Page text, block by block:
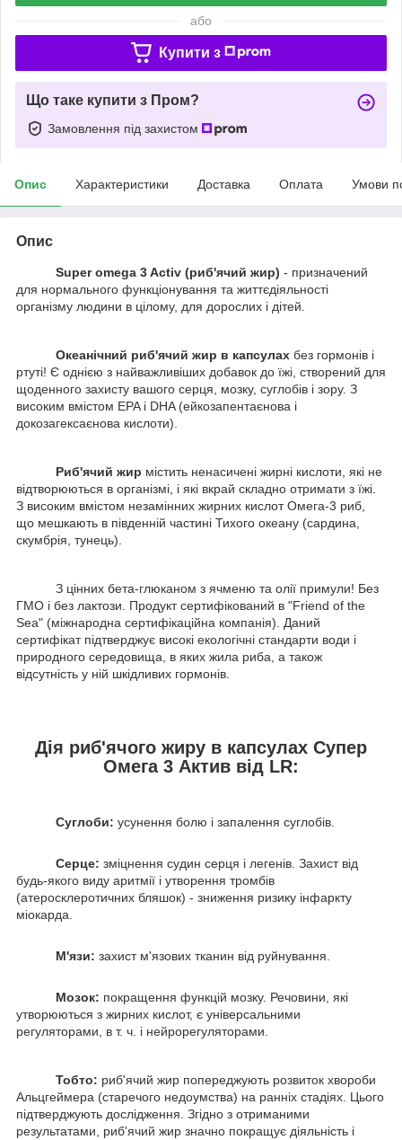
або
Купити з
Що таке купити з Пром?
Замовлення під захистом
Опис Характеристики Доставка Оплата Умови
Опис
Super omega 3 Activ (риб'ячий жир) - призначений
для нормального функціонування та життєдіяльності
організму людини в цілому, для дорослих і дітей.
Океанічний риб'ячий жир в капсулах без гормонів і
ртуті! Є однією з найважливіших добавок до їжі, створений для
щоденного захисту вашого серця, мозку, суглобів і зору. З
високим вмістом EPA і DHA (ейкозапентаєнова і
докозагексаєнова кислоти).
Риб'ячий жир містить ненасичені жирні кислоти, які не
відтворюються в організмі, і які вкрай складно отримати з їжі.
З високим вмістом незамінних жирних кислот Омега-3 риб,
що мешкають в південній частині Тихого океану (сардина,
скумбрія, тунець).
З цінних бета-глюканом з ячменю та олії примули! Без
ГМО і без лактози. Продукт сертифікований в "Friend of the
Sea" (міжнародна сертифікаційна компанія). Даний
сертифікат підтверджує високі екологічні стандарти води і
природного середовища, в яких жила риба, а також
відсутність у ній шкідливих гормонів.
Дія риб'ячого жиру в капсулах Супер
Омега 3 Актив від LR:
Суглоби: усунення болю і запалення суглобів.
Серце: зміцнення судин серця і легенів. Захист від
будь-якого виду аритмії і утворення тромбів
(атеросклеротичних бляшок) - зниження ризику інфаркту
міокарда.
М'язи: захист м'язових тканин від руйнування.
Мозок: покращення функцій мозку. Речовини, які
утворюються з жирних кислот, є універсальними
регуляторами, в т. ч. і нейрорегуляторами.
Тобто: риб'ячий жир попереджують розвиток хвороби
Альцгеймера (старечого недоумства) на ранніх стадіях. Цього
підтверджують дослідження. Згідно з отриманими
результатами, риб'ячий жир значно покращує діяльність і